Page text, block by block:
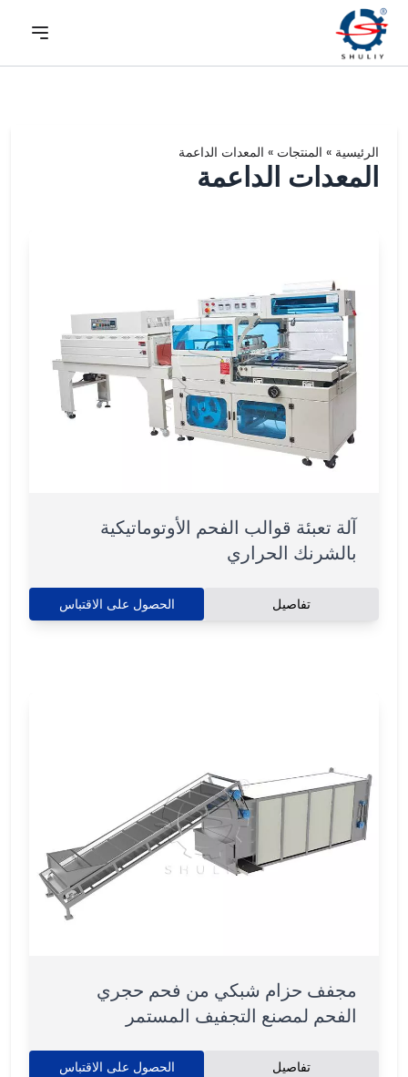
الرئيسية » المنتجات » المعدات الداعمة
المعدات الداعمة
آلة تعبئة قوالب الفحم الأوتوماتيكية
بالشرنك الحراري
تفاصيل الحصول على الاقتباس
مجفف حزام شبكي من فحم حجري
الفحم لمصنع التجفيف المستمر
تفاصيل الحصول على الاقتباس